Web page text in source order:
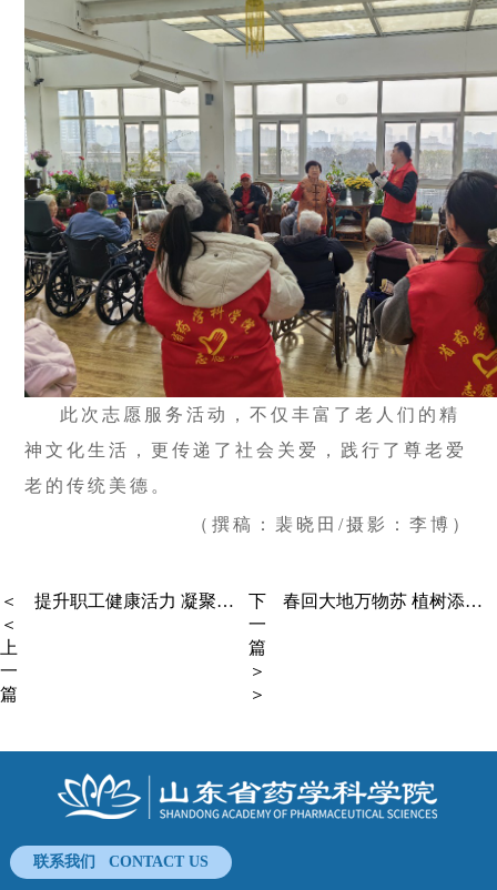
此次志愿服务活动，不仅丰富了老人们的精
神文化生活，更传递了社会关爱，践行了尊老爱
老的传统美德。
（撰稿：裴晓田/摄影：李博）
＜
＜
上
一
篇
提升职工健康活力 凝聚团队奋进力量
下
一
篇
＞
＞
春回大地万物苏 植树添绿正当时
联系我们 CONTACT US